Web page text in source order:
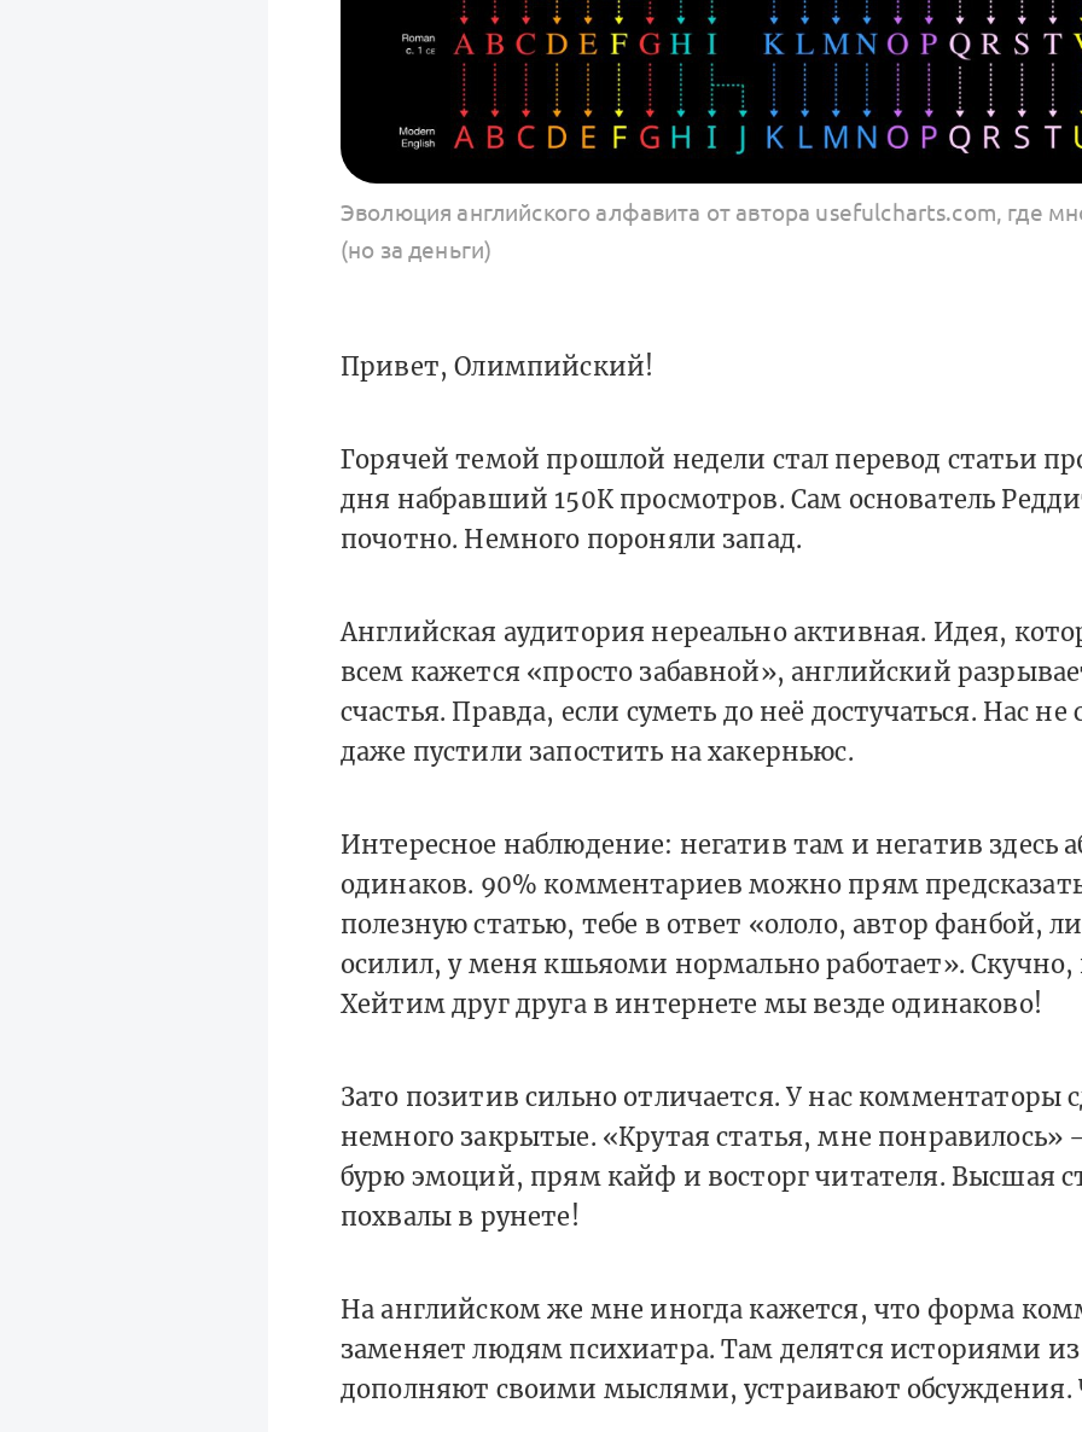
Эволюция английского алфавита от автора usefulcharts.com, где
(но за деньги)
Привет, Олимпийский!
Горячей темой прошлой недели стал перевод статьи
дня набравший 150К просмотров. Сам основатель
почотно. Немного пороняли запад.
Английская аудитория нереально активная. Идея,
всем кажется «просто забавной», английский
счастья. Правда, если суметь до неё достучаться. Нас не
даже пустили запостить на хакерньюс.
Интересное наблюдение: негатив там и негатив здесь
одинаков. 90% комментариев можно прям
полезную статью, тебе в ответ «ололо, автор фанбой,
осилил, у меня кшьяоми нормально работает». Скучно,
Хейтим друг друга в интернете мы везде одинаково!
Зато позитив сильно отличается. У нас комментаторы
немного закрытые. «Крутая статья, мне понравилось»
бурю эмоций, прям кайф и восторг читателя. Высшая
похвалы в рунете!
На английском же мне иногда кажется, что форма
заменяет людям психиатра. Там делятся историями
дополняют своими мыслями, устраивают обсуждения.